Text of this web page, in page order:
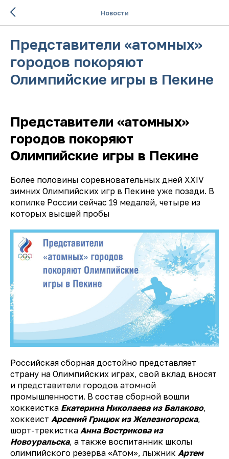
Новости
Представители «атомных»
городов покоряют
Олимпийские игры в Пекине
Представители «атомных»
городов покоряют
Олимпийские игры в Пекине ⠀
Более половины соревновательных дней XXIV
зимних Олимпийских игр в Пекине уже позади. В
копилке России сейчас 19 медалей, четыре из
которых высшей пробы
Российская сборная достойно представляет
страну на Олимпийских играх, свой вклад вносят
и представители городов атомной
промышленности. В состав сборной вошли
хоккеистка Екатерина Николаева из Балаково,
хоккеист Арсений Грицюк из Железногорска,
шорт-трекистка Анна Вострикова из
Новоуральска, а также воспитанник школы
олимпийского резерва «Атом», лыжник Артем